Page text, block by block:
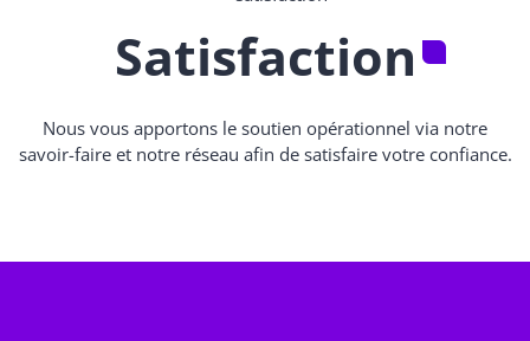
Satisfaction
Nous vous apportons le soutien opérationnel via notre
savoir-faire et notre réseau afin de satisfaire votre confiance.